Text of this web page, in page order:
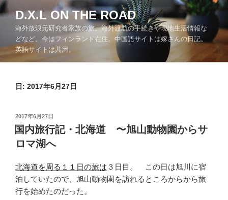
コ
ン
ツ
D.X.L ON THE ROAD
海外放浪元研究者家族の旅。海外渡航の手続きや現地生活情報な
どなど。今はフィンランド在住。中国語サイトは嫁さんの日記。
英語サイトは共用。
日: 2017年6月27日
投
稿
日:
2017年6月27日
国内旅行記・北海道 〜旭山動物園からサ
ロマ湖へ
北海道を周る１１日の旅は ３日目。 この日は旭川に宿
泊していたので、旭山動物園を訪れるところからから旅
行を始めたのだった。